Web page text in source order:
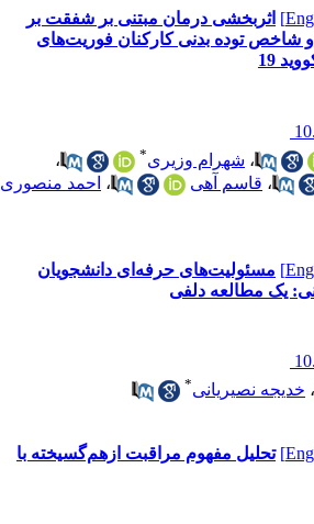
اثربخشی درمان مبتنی بر شفقت بر
توده بدنی کارکنان فوریت‌های
19
،شهرام وزیری
،
،قاسم آهی ،احمد منصوری
مسئولیت‌های حرفه‌ای دانشجویان
یک مطالعه دلفی
نصیریانی
تحلیل مفهوم مراقبت ازهم‌گسیخته با